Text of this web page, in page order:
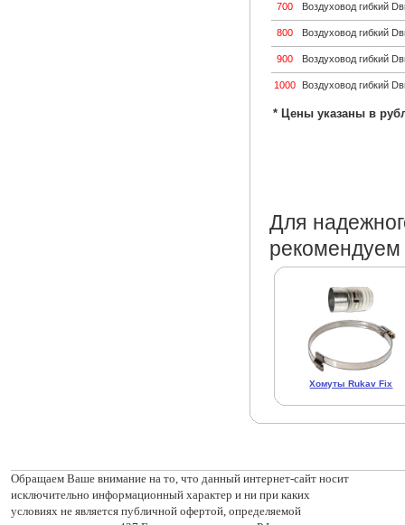
700 Воздуховод гибкий
800 Воздуховод гибкий
900 Воздуховод гибкий
1000 Воздуховод гибкий
* Цены указаны в
Для
Хомуты Rukav Fix
Обращаем Ваше внимание на то, что данный интернет-сайт носит
исключительно информационный характер и ни при каких
условиях не является публичной офертой, определяемой